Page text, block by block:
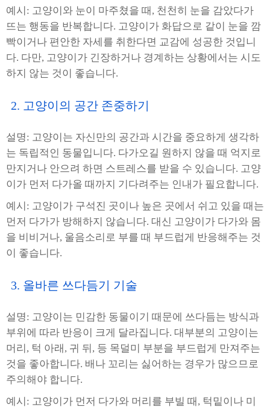
예시: 고양이와 눈이 마주쳤을 때, 천천히 눈을 감았다가
뜨는 행동을 반복합니다. 고양이가 화답으로 같이 눈을 깜
빡이거나 편안한 자세를 취한다면 교감에 성공한 것입니
다. 다만, 고양이가 긴장하거나 경계하는 상황에서는 시도
하지 않는 것이 좋습니다.
2. 고양이의 공간 존중하기
설명: 고양이는 자신만의 공간과 시간을 중요하게 생각하
는 독립적인 동물입니다. 다가오길 원하지 않을 때 억지로
만지거나 안으려 하면 스트레스를 받을 수 있습니다. 고양
이가 먼저 다가올 때까지 기다려주는 인내가 필요합니다.
예시: 고양이가 구석진 곳이나 높은 곳에서 쉬고 있을 때는
먼저 다가가 방해하지 않습니다. 대신 고양이가 다가와 몸
을 비비거나, 울음소리로 부를 때 부드럽게 반응해주는 것
이 좋습니다.
3. 올바른 쓰다듬기 기술
설명: 고양이는 민감한 동물이기 때문에 쓰다듬는 방식과
부위에 따라 반응이 크게 달라집니다. 대부분의 고양이는
머리, 턱 아래, 귀 뒤, 등 목덜미 부분을 부드럽게 만져주는
것을 좋아합니다. 배나 꼬리는 싫어하는 경우가 많으므로
주의해야 합니다.
예시: 고양이가 먼저 다가와 머리를 부빌 때, 턱밑이나 미